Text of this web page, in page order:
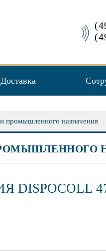
Доставка
промышленного назначения
DISPOCOLL